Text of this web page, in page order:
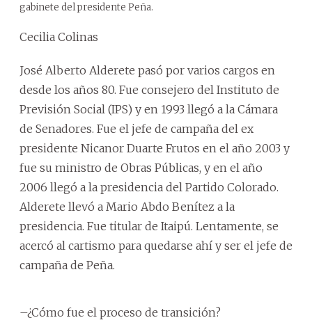
gabinete del presidente Peña.
Cecilia Colinas
José Alberto Alderete pasó por varios cargos en
desde los años 80. Fue consejero del Instituto de
Previsión Social (IPS) y en 1993 llegó a la Cámara
de Senadores. Fue el jefe de campaña del ex
presidente Nicanor Duarte Frutos en el año 2003 y
fue su ministro de Obras Públicas, y en el año
2006 llegó a la presidencia del Partido Colorado.
Alderete llevó a Mario Abdo Benítez a la
presidencia. Fue titular de Itaipú. Lentamente, se
acercó al cartismo para quedarse ahí y ser el jefe de
campaña de Peña.
–¿Cómo fue el proceso de transición?